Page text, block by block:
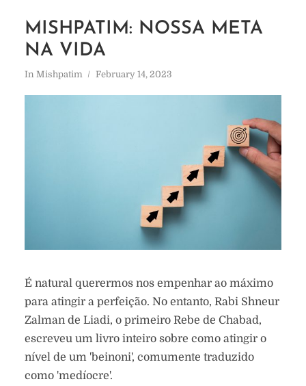
MISHPATIM: NOSSA META
NA VIDA
In Mishpatim February 14, 2023
É natural querermos nos empenhar ao máximo
para atingir a perfeição. No entanto, Rabi Shneur
Zalman de Liadi, o primeiro Rebe de Chabad,
escreveu um livro inteiro sobre como atingir o
nível de um 'beinoni', comumente traduzido
como 'medíocre'.